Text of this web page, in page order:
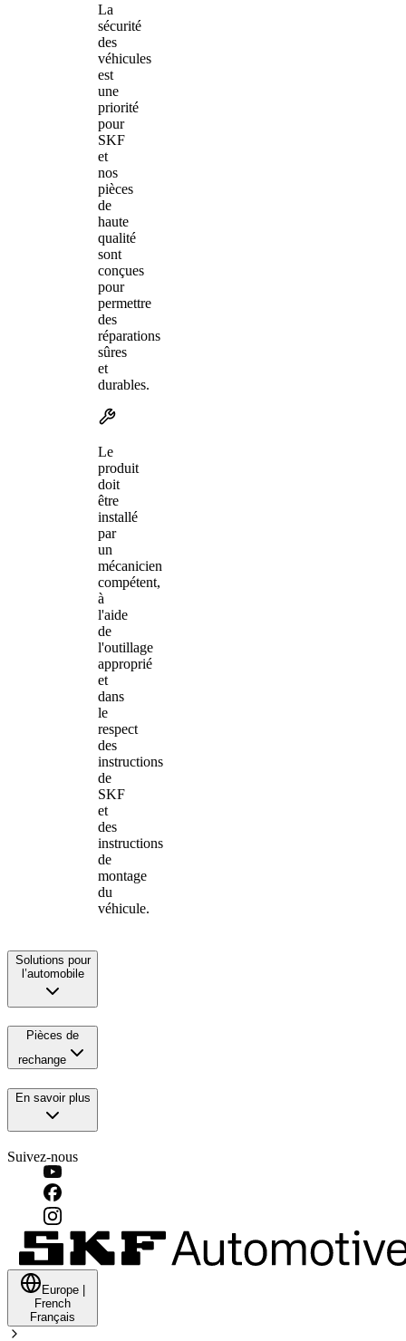
La
sécurité
des
véhicules
est
une
priorité
pour
SKF
et
nos
pièces
de
haute
qualité
sont
conçues
pour
permettre
des
réparations
sûres
et
durables.
Le
produit
doit
être
installé
par
un
mécanicien
compétent,
à
l'aide
de
l'outillage
approprié
et
dans
le
respect
des
instructions
de
SKF
et
des
instructions
de
montage
du
véhicule.
Solutions pour
l’automobile
Pièces de
rechange
En savoir plus
Suivez-nous
Europe
French
Français